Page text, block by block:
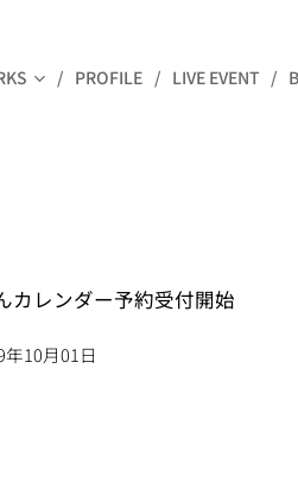
PROFILE LIVE EVENT
カレンダー予約受付開始
年10月01日